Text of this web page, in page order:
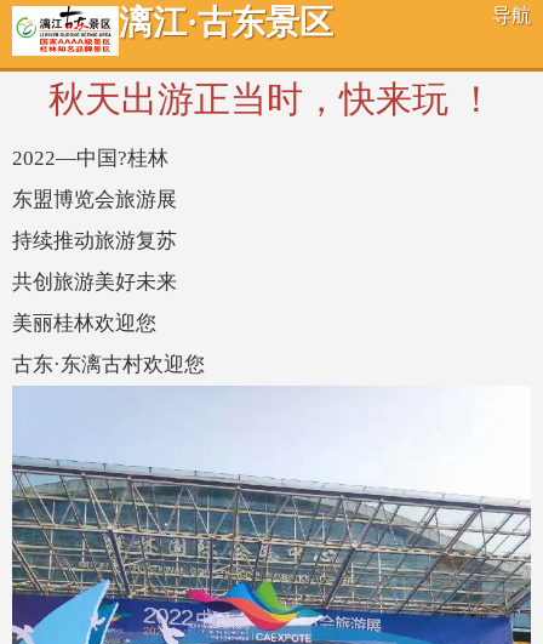
漓江·古东景区 导航
秋天出游正当时，快来玩 ！
2022—中国?桂林
东盟博览会旅游展
持续推动旅游复苏
共创旅游美好未来
美丽桂林欢迎您
古东·东漓古村欢迎您